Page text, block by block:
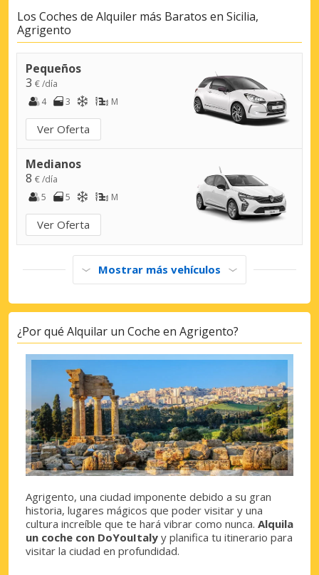
Los Coches de Alquiler más Baratos en Sicilia,
Agrigento
Pequeños
3 € /día
4
3 M
Ver Oferta
Medianos
8 € /día
5
5 M
Ver Oferta
Mostrar más vehículos
¿Por qué Alquilar un Coche en Agrigento?
Agrigento, una ciudad imponente debido a su gran
historia, lugares mágicos que poder visitar y una
cultura increíble que te hará vibrar como nunca. Alquila
un coche con DoYouItaly y planifica tu itinerario para
visitar la ciudad en profundidad.